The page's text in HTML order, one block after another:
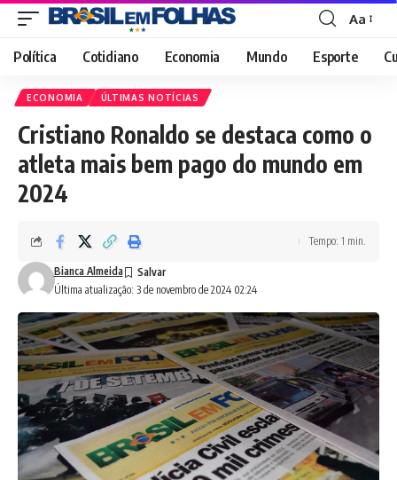
Font
Resizer
Aa
Política Cotidiano Economia Mundo Esporte
ECONOMIA ÚLTIMAS NOTÍCIAS
Cristiano Ronaldo se destaca como o
atleta mais bem pago do mundo em
2024
Última atualização: 3 de novembro de 2024 02:24
Bianca Almeida
Tempo: 1 min.